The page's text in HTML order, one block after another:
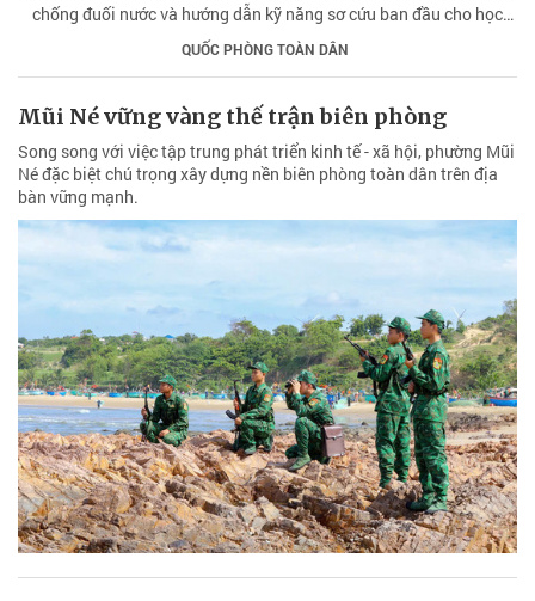
chống đuối nước và hướng dẫn kỹ năng sơ cứu ban đầu cho học
sinh trên địa bàn.
QUỐC PHÒNG TOÀN DÂN
Mũi Né vững vàng thế trận biên phòng
Song song với việc tập trung phát triển kinh tế - xã hội, phường Mũi
Né đặc biệt chú trọng xây dựng nền biên phòng toàn dân trên địa
bàn vững mạnh.